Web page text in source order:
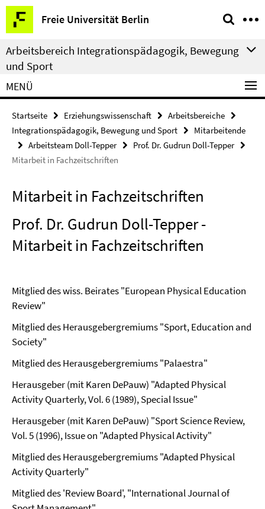
Springe
direkt
zu
Inhalt
Freie Universität Berlin
Service-
Navigation
Arbeitsbereich Integrationspädagogik, Bewegung
und Sport
MENÜ
Startseite Erziehungswissenschaft
Arbeitsbereiche
Integrationspädagogik, Bewegung und Sport
Mitarbeitende
Arbeitsteam Doll-Tepper
Prof. Dr. Gudrun Doll-Tepper
Mitarbeit in Fachzeitschriften
Mitarbeit in Fachzeitschriften
Prof. Dr. Gudrun Doll-Tepper -
Mitarbeit in Fachzeitschriften
Mitglied des wiss. Beirates "European Physical Education
Review"
Mitglied des Herausgebergremiums "Sport, Education and
Society"
Mitglied des Herausgebergremiums "Palaestra"
Herausgeber (mit Karen DePauw) "Adapted Physical
Activity Quarterly, Vol. 6 (1989), Special Issue"
Herausgeber (mit Karen DePauw) "Sport Science Review,
Vol. 5 (1996), Issue on "Adapted Physical Activity"
Mitglied des Herausgebergremiums "Adapted Physical
Activity Quarterly"
Mitglied des 'Review Board', "International Journal of